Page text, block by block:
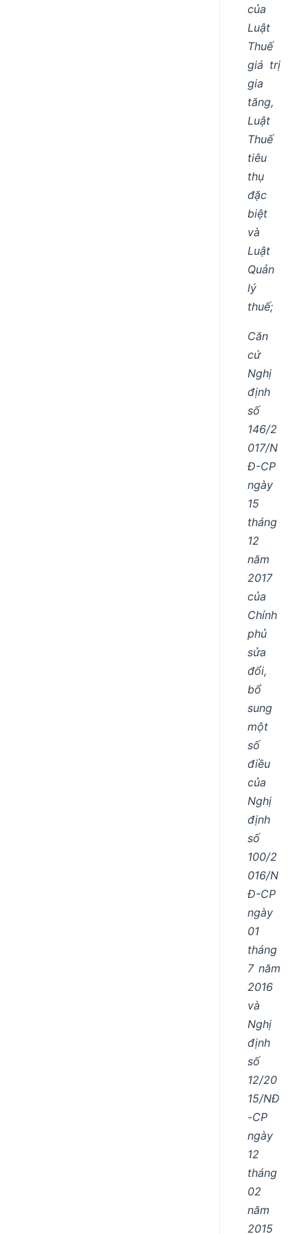
của
Luật
Thuế
giá trị
gia
tăng,
Luật
Thuế
tiêu
thụ
đặc
biệt
và
Luật
Quản
lý
thuế;
Căn
cứ
Nghị
định
số
146/2
017/N
Đ-CP
ngày
15
tháng
12
năm
2017
của
Chính
phủ
sửa
đổi,
bổ
sung
một
số
điều
của
Nghị
định
số
100/2
016/N
Đ-CP
ngày
01
tháng
7 năm
2016
và
Nghị
định
số
12/20
15/NĐ
-CP
ngày
12
tháng
02
năm
2015